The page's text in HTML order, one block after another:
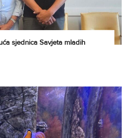
sjednica Savjeta mladih